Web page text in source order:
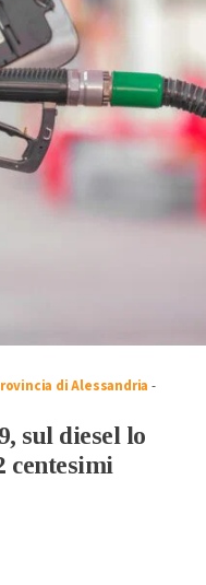
di Alessandria -
sul diesel lo
centesimi